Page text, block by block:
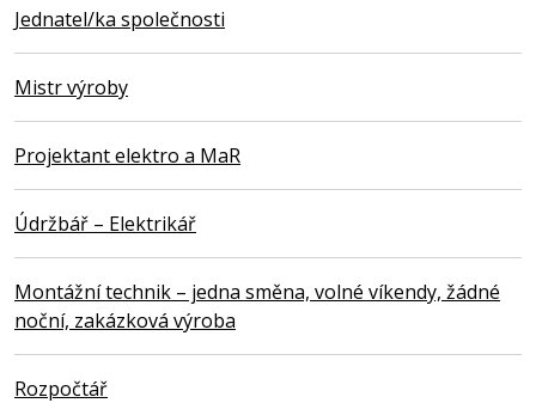
Jednatel/ka společnosti
Mistr výroby
Projektant elektro a MaR
Údržbář – Elektrikář
Montážní technik – jedna směna, volné víkendy, žádné
noční, zakázková výroba
Rozpočtář